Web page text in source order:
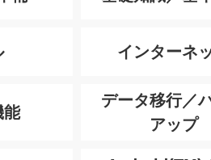
インターネ
能
データ移行／
アップ